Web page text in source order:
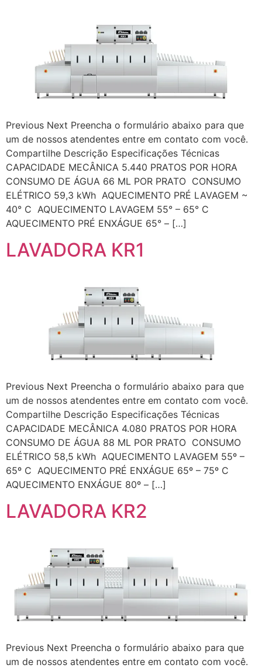
Previous Next Preencha o formulário abaixo para que
um de nossos atendentes entre em contato com você.
Compartilhe Descrição Especificações Técnicas
CAPACIDADE MECÂNICA 5.440 PRATOS POR HORA
CONSUMO DE ÁGUA 66 ML POR PRATO CONSUMO
ELÉTRICO 59,3 kWh AQUECIMENTO PRÉ LAVAGEM ~
40° C AQUECIMENTO LAVAGEM 55° – 65° C
AQUECIMENTO PRÉ ENXÁGUE 65° – […]
LAVADORA KR1
Previous Next Preencha o formulário abaixo para que
um de nossos atendentes entre em contato com você.
Compartilhe Descrição Especificações Técnicas
CAPACIDADE MECÂNICA 4.080 PRATOS POR HORA
CONSUMO DE ÁGUA 88 ML POR PRATO CONSUMO
ELÉTRICO 58,5 kWh AQUECIMENTO LAVAGEM 55º –
65º C AQUECIMENTO PRÉ ENXÁGUE 65º – 75º C
AQUECIMENTO ENXÁGUE 80º – […]
LAVADORA KR2
Previous Next Preencha o formulário abaixo para que
um de nossos atendentes entre em contato com você.